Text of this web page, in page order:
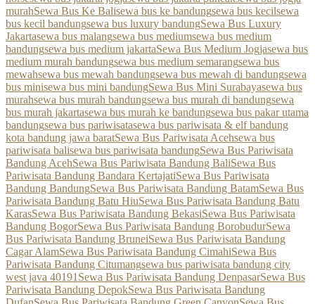
murahSewa Bus Ke Balisewa bus ke bandungsewa bus kecilsewa
bus kecil bandungsewa bus luxury bandungSewa Bus Luxury
Jakartasewa bus malangsewa bus mediumsewa bus medium
bandungsewa bus medium jakartaSewa Bus Medium Jogjasewa bus
medium murah bandungsewa bus medium semarangsewa bus
mewahsewa bus mewah bandungsewa bus mewah di bandungsewa
bus minisewa bus mini bandungSewa Bus Mini Surabayasewa bus
murahsewa bus murah bandungsewa bus murah di bandungsewa
bus murah jakartasewa bus murah ke bandungsewa bus pakar utama
bandungsewa bus pariwisatasewa bus pariwisata & elf bandung
kota bandung jawa baratSewa Bus Pariwisata Acehsewa bus
pariwisata balisewa bus pariwisata bandungSewa Bus Pariwisata
Bandung AcehSewa Bus Pariwisata Bandung BaliSewa Bus
Pariwisata Bandung Bandara KertajatiSewa Bus Pariwisata
Bandung BandungSewa Bus Pariwisata Bandung BatamSewa Bus
Pariwisata Bandung Batu HiuSewa Bus Pariwisata Bandung Batu
KarasSewa Bus Pariwisata Bandung BekasiSewa Bus Pariwisata
Bandung BogorSewa Bus Pariwisata Bandung BorobudurSewa
Bus Pariwisata Bandung BruneiSewa Bus Pariwisata Bandung
Cagar AlamSewa Bus Pariwisata Bandung CimahiSewa Bus
Pariwisata Bandung Citumangsewa bus pariwisata bandung city
west java 40191Sewa Bus Pariwisata Bandung DenpasarSewa Bus
Pariwisata Bandung DepokSewa Bus Pariwisata Bandung